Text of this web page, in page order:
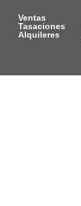
Ventas
Tasaciones
Alquileres